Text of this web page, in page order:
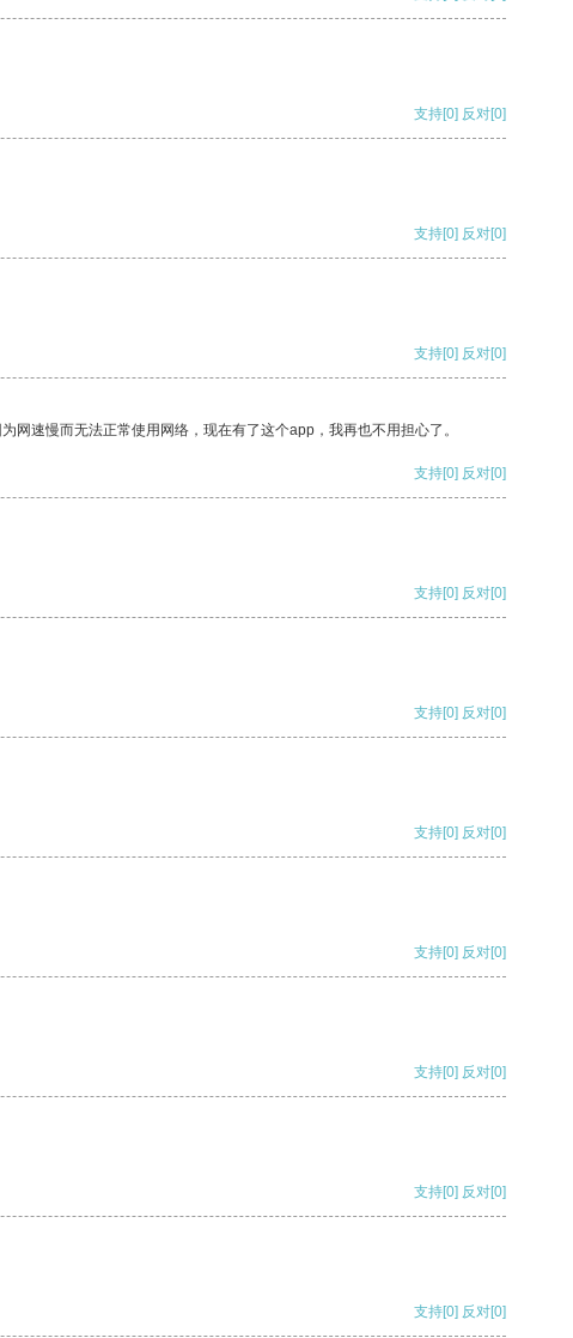
支持[0] 反对[0]
支持[0] 反对[0]
支持[0] 反对[0]
速慢而无法正常使用网络，现在有了这个app，我再也不用担心了。
支持[0] 反对[0]
支持[0] 反对[0]
支持[0] 反对[0]
支持[0] 反对[0]
支持[0] 反对[0]
支持[0] 反对[0]
支持[0] 反对[0]
支持[0] 反对[0]